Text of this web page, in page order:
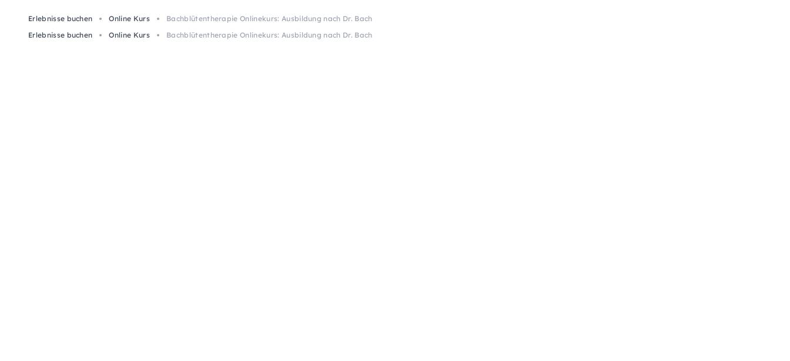
Erlebnisse buchen Online Kurs
Bachblütentherapie Onlinekurs: Ausbildung nach Dr. Bach
Erlebnisse buchen
Online Kurs Bachblütentherapie Onlinekurs: Ausbildung nach Dr. Bach